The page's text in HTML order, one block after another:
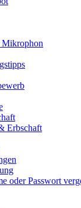
Mikrophon
Erbschaft
oder Passwort